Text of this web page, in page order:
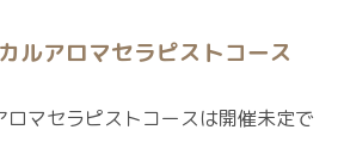
ルアロマセラピストコース
ロマセラピストコースは開催未定で